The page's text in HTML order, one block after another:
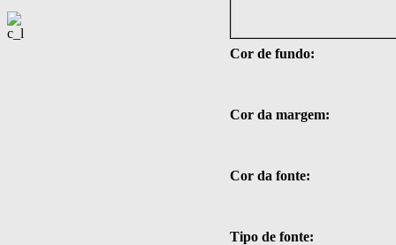
Cor de fundo:
Cor da margem:
Cor da fonte:
Tipo de fonte: